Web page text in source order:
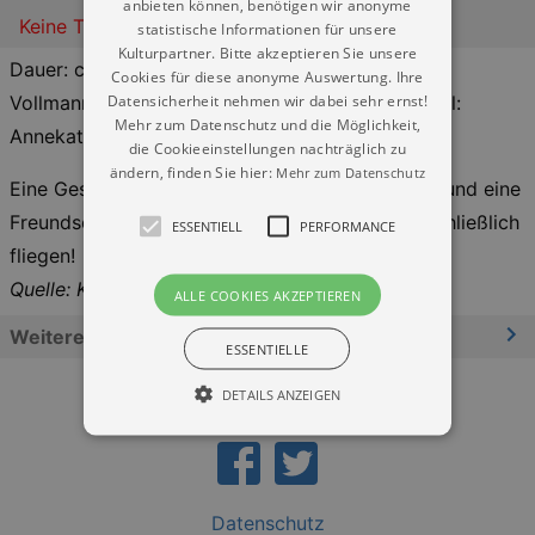
Keine Termine
Dauer: ca. 40 Min, ab 3 Jahre/ Idee: Marco
Vollmann/ Ausstattung: Marco Vollmann, Krokodil:
Annekatrin Heyne
Eine Geschichte u.a. ums Anderssein, Vorurteile und eine
Freundschaft, naja, und … mit Raps kann man schließlich
fliegen!
Quelle: Kulturkalender Dresden
Weitere Informationen
Datenschutz
anbieten können, benötigen wir anonyme
statistische Informationen für unsere
Kulturpartner. Bitte akzeptieren Sie unsere
Cookies für diese anonyme Auswertung. Ihre
Datensicherheit nehmen wir dabei sehr ernst!
Mehr zum Datenschutz und die Möglichkeit,
die Cookieeinstellungen nachträglich zu
ändern, finden Sie hier: Mehr zum Datenschutz
ESSENTIELL PERFORMANCE
ALLE COOKIES AKZEPTIEREN
ESSENTIELLE
DETAILS ANZEIGEN
Essentiell Performance
Essentielle Cookies werden für die